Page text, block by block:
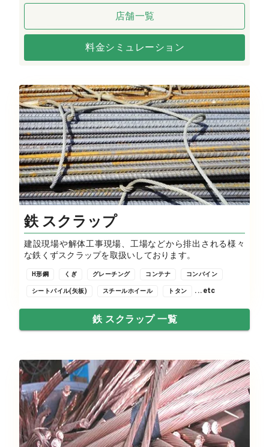
店舗一覧
料金シミュレーション
鉄 スクラップ
建設現場や解体工事現場、工場などから排出される様々
な鉄くずスクラップを取扱いしております。
H形鋼 くぎ グレーチング コンテナ コンバイン
シートパイル(矢板) スチールホイール トタン ...etc
鉄 スクラップ 一覧